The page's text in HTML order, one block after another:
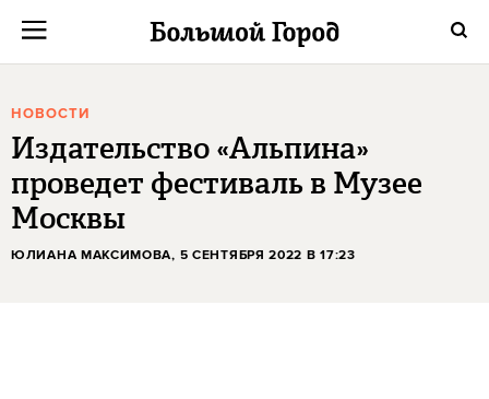
НОВОСТИ
Издательство «Альпина»
проведет фестиваль в Музее
Москвы
ЮЛИАНА МАКСИМОВА, 5 СЕНТЯБРЯ 2022 В 17:23